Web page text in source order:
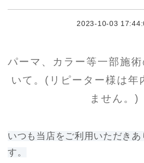
2023-10-03
パーマ、カラー等一部施
いて。(リピーター様は年
ません。)
いつも当店をご利用いただきあ
す。